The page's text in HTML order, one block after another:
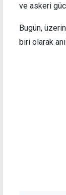
ve askeri
Bugün,
biri olarak